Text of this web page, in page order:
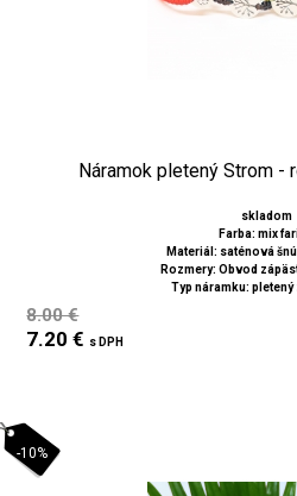
Náramok pletený Strom -
skladom
Farba: mix
Materiál: saténová
Rozmery: Obvod
Typ náramku:
8.00 €
7.20 € s DPH
-10%